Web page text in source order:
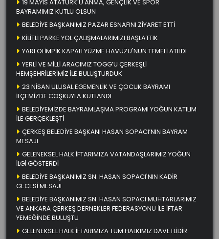
19 MAYIS ATATÜRK'Ü ANMA, GENÇLİK VE SPOR
BAYRAMIMIZ KUTLU OLSUN
BELEDİYE BAŞKANIMIZ PAZAR ESNAFINI ZİYARET ETTİ
KİLİTLİ PARKE YOL ÇALIŞMALARIMIZI BAŞLATTIK
YARI OLİMPİK KAPALI YÜZME HAVUZU'NUN TEMELİ ATILDI
YERLİ VE MİLLİ ARACIMIZ TOGG’U ÇERKEŞLİ
HEMŞEHRİLERİMİZ İLE BULUŞTURDUK
23 NİSAN ULUSAL EGEMENLİK VE ÇOCUK BAYRAMI
İLÇEMİZDE COŞKUYLA KUTLANDI
BELEDİYEMİZDE BAYRAMLAŞMA PROGRAMI YOĞUN KATILIM
İLE GERÇEKLEŞTİ
ÇERKEŞ BELEDİYE BAŞKANI HASAN SOPACI’NIN BAYRAM
MESAJI
GELENEKSEL HALK İFTARIMIZA VATANDAŞLARIMIZ YOĞUN
İLGİ GÖSTERDİ
BELEDİYE BAŞKANIMIZ SN. HASAN SOPACI'NIN KADİR
GECESİ MESAJI
BELEDİYE BAŞKANIMIZ SN. HASAN SOPACI MUHTARLARIMIZ
VE ANKARA ÇERKEŞ DERNEKLER FEDERASYONU İLE İFTAR
YEMEĞİNDE BULUŞTU
GELENEKSEL HALK İFTARIMIZA TÜM HALKIMIZ DAVETLİDİR